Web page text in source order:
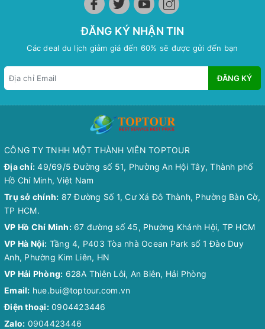
ĐĂNG KÝ NHẬN TIN
Các deal du lịch giảm giá đến 60% sẽ được gửi đến bạn
ĐĂNG KÝ
CÔNG TY TNHH MỘT THÀNH VIÊN TOPTOUR
Địa chỉ: 49/69/5 Đường số 51, Phường An Hội Tây, Thành phố
Hồ Chí Minh, Việt Nam
Trụ sở chính: 87 Đường Số 1, Cư Xá Đô Thành, Phường Bàn Cờ,
TP HCM.
VP Hồ Chí Minh: 67 đường số 45, Phường Khánh Hội, TP HCM
VP Hà Nội: Tầng 4, P403 Tòa nhà Ocean Park số 1 Đào Duy
Anh, Phường Kim Liên, HN
VP Hải Phòng: 628A Thiên Lôi, An Biên, Hải Phòng
Email: hue.bui@toptour.com.vn
Điện thoại: 0904423446
Zalo: 0904423446